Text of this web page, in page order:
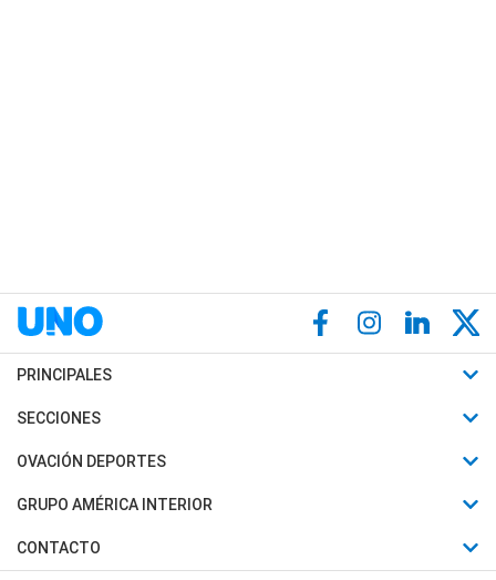
PRINCIPALES
Últimas Noticias
Política
Judiciales
SECCIONES
Horóscopo
Motores
Trucos caseros
OVACIÓN DEPORTES
Fútbol
Mundial
Automovilismo
GRUPO AMÉRICA INTERIOR
Canal 7 en Vivo
CONTACTO